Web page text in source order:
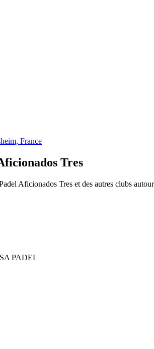
France
Tres
Aficionados Tres et des autres clubs
PADEL